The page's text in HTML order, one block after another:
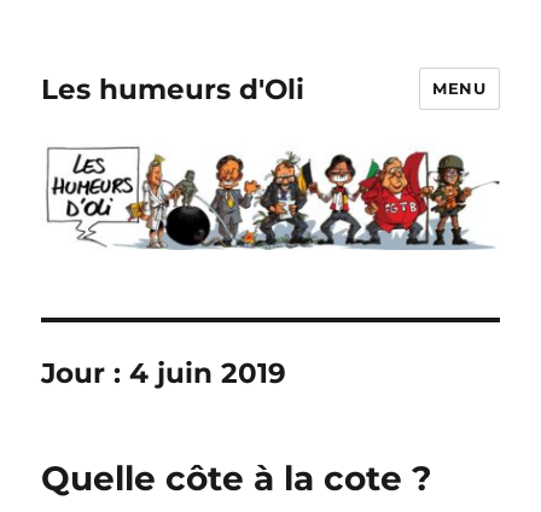
Les humeurs d'Oli MENU
Jour :4 juin 2019
Quelle côte à la cote ?